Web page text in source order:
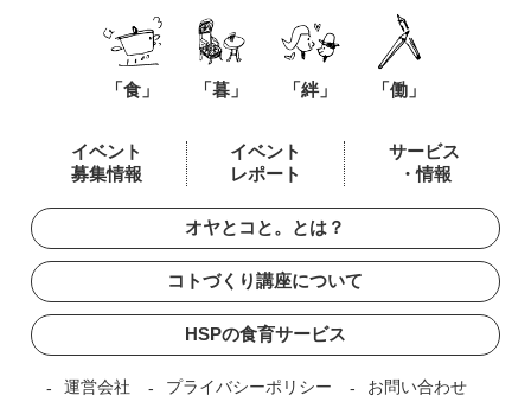
「食」 「暮」 「絆」 「働」
イベント
募集情報
イベント
レポート
サービス
・情報
オヤとコと。とは？
コトづくり講座について
HSPの食育サービス
運営会社 プライバシーポリシー お問い合わせ